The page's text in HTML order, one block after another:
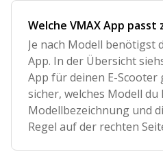
Welche VMAX App passt
Je nach Modell benötigst
App. In der Übersicht
App für deinen E-Scooter
sicher, welches Modell du
Modellbezeichnung und
Regel auf der rechten